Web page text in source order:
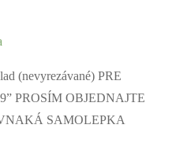
(nevyrezávané) PRE
PROSÍM OBJEDNAJTE
SAMOLEPKA